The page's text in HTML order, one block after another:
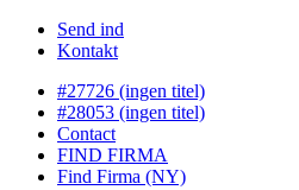
Send ind
Kontakt
#27726 (ingen titel)
#28053 (ingen titel)
Contact
FIND FIRMA
Find Firma (NY)